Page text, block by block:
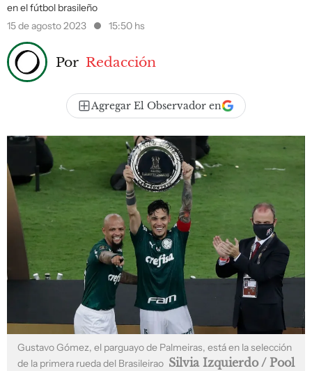
en el fútbol brasileño
15 de agosto 2023
15:50 hs
Por Redacción
Agregar El Observador en
Gustavo Gómez, el parguayo de Palmeiras, está en la selección
de la primera rueda del Brasileirao Silvia Izquierdo / Pool